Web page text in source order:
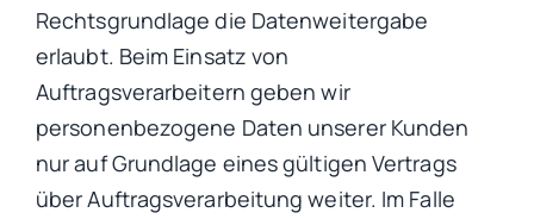
Rechtsgrundlage die Datenweitergabe
erlaubt. Beim Einsatz von
Auftragsverarbeitern geben wir
personenbezogene Daten unserer Kunden
nur auf Grundlage eines gültigen Vertrags
über Auftragsverarbeitung weiter. Im Falle